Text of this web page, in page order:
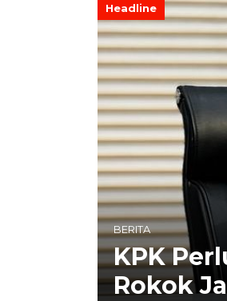
Headline
BERITA
KPK
Rokok